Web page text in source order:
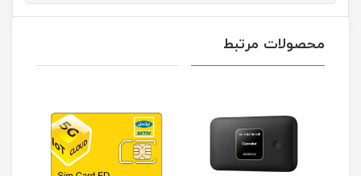
محصولات مرتبط